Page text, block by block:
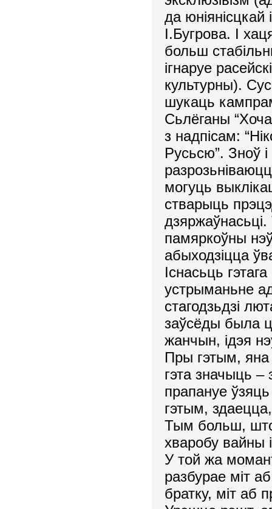
да
І.Бугрова. І
больш
ігнаруе
культурны).
шукаць
Сьлёганы
з надпісам:
Русьсю”. Зноў
могуць
стварыць
памяркоўны
абыходзіцца
Існасьць
устрыманьне
стагодзьдзі
заўсёды была
жанчын, ідэя
Пры гэтым, яна
гэта значыць
прапануе
гэтым,
Тым больш, што
хваробу вайны
У той жа
разбурае міт
братку, міт аб